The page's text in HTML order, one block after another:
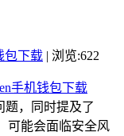
包下载 | 浏览:622
题，同时提及了
可能会面临安全风